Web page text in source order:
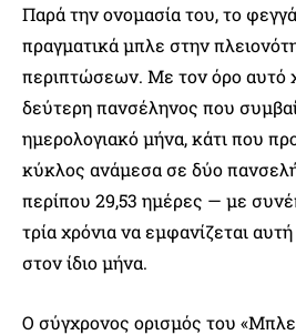
Παρά την ονομασία του, το
πραγματικά μπλε στην
περιπτώσεων. Με τον όρο αυτό
δεύτερη πανσέληνος που
ημερολογιακό μήνα, κάτι που
κύκλος ανάμεσα σε δύο
περίπου 29,53 ημέρες — με
τρία χρόνια να εμφανίζεται
στον ίδιο μήνα.
Ο σύγχρονος ορισμός του